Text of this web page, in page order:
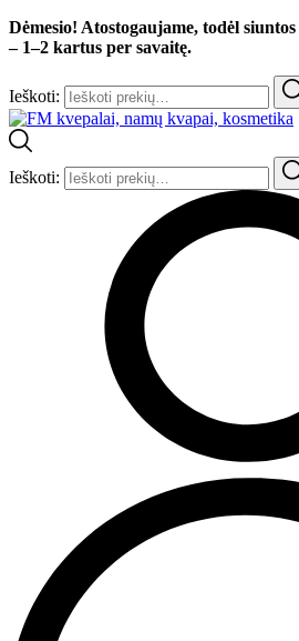
Dėmesio! Atostogaujame, todėl
– 1–2 kartus per savaitę.
Ieškoti:
Ieškoti: